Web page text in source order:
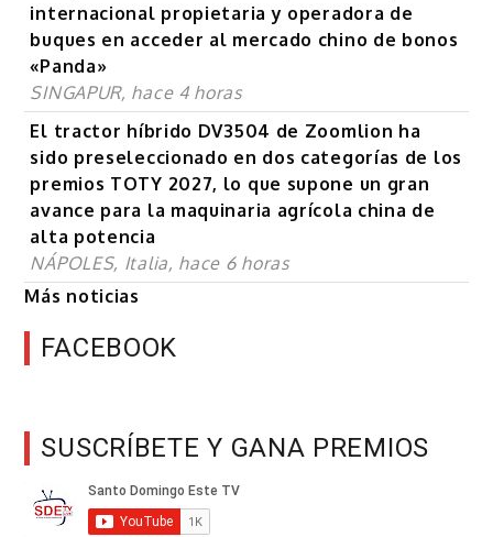
internacional propietaria y operadora de
buques en acceder al mercado chino de bonos
«Panda»
SINGAPUR, hace 4 horas
El tractor híbrido DV3504 de Zoomlion ha
sido preseleccionado en dos categorías de los
premios TOTY 2027, lo que supone un gran
avance para la maquinaria agrícola china de
alta potencia
NÁPOLES, Italia, hace 6 horas
Más noticias
FACEBOOK
SUSCRÍBETE Y GANA PREMIOS